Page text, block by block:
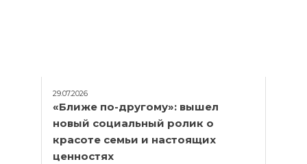
29.07.2026
«Ближе по-другому»: вышел
новый социальный ролик о
красоте семьи и настоящих
ценностях